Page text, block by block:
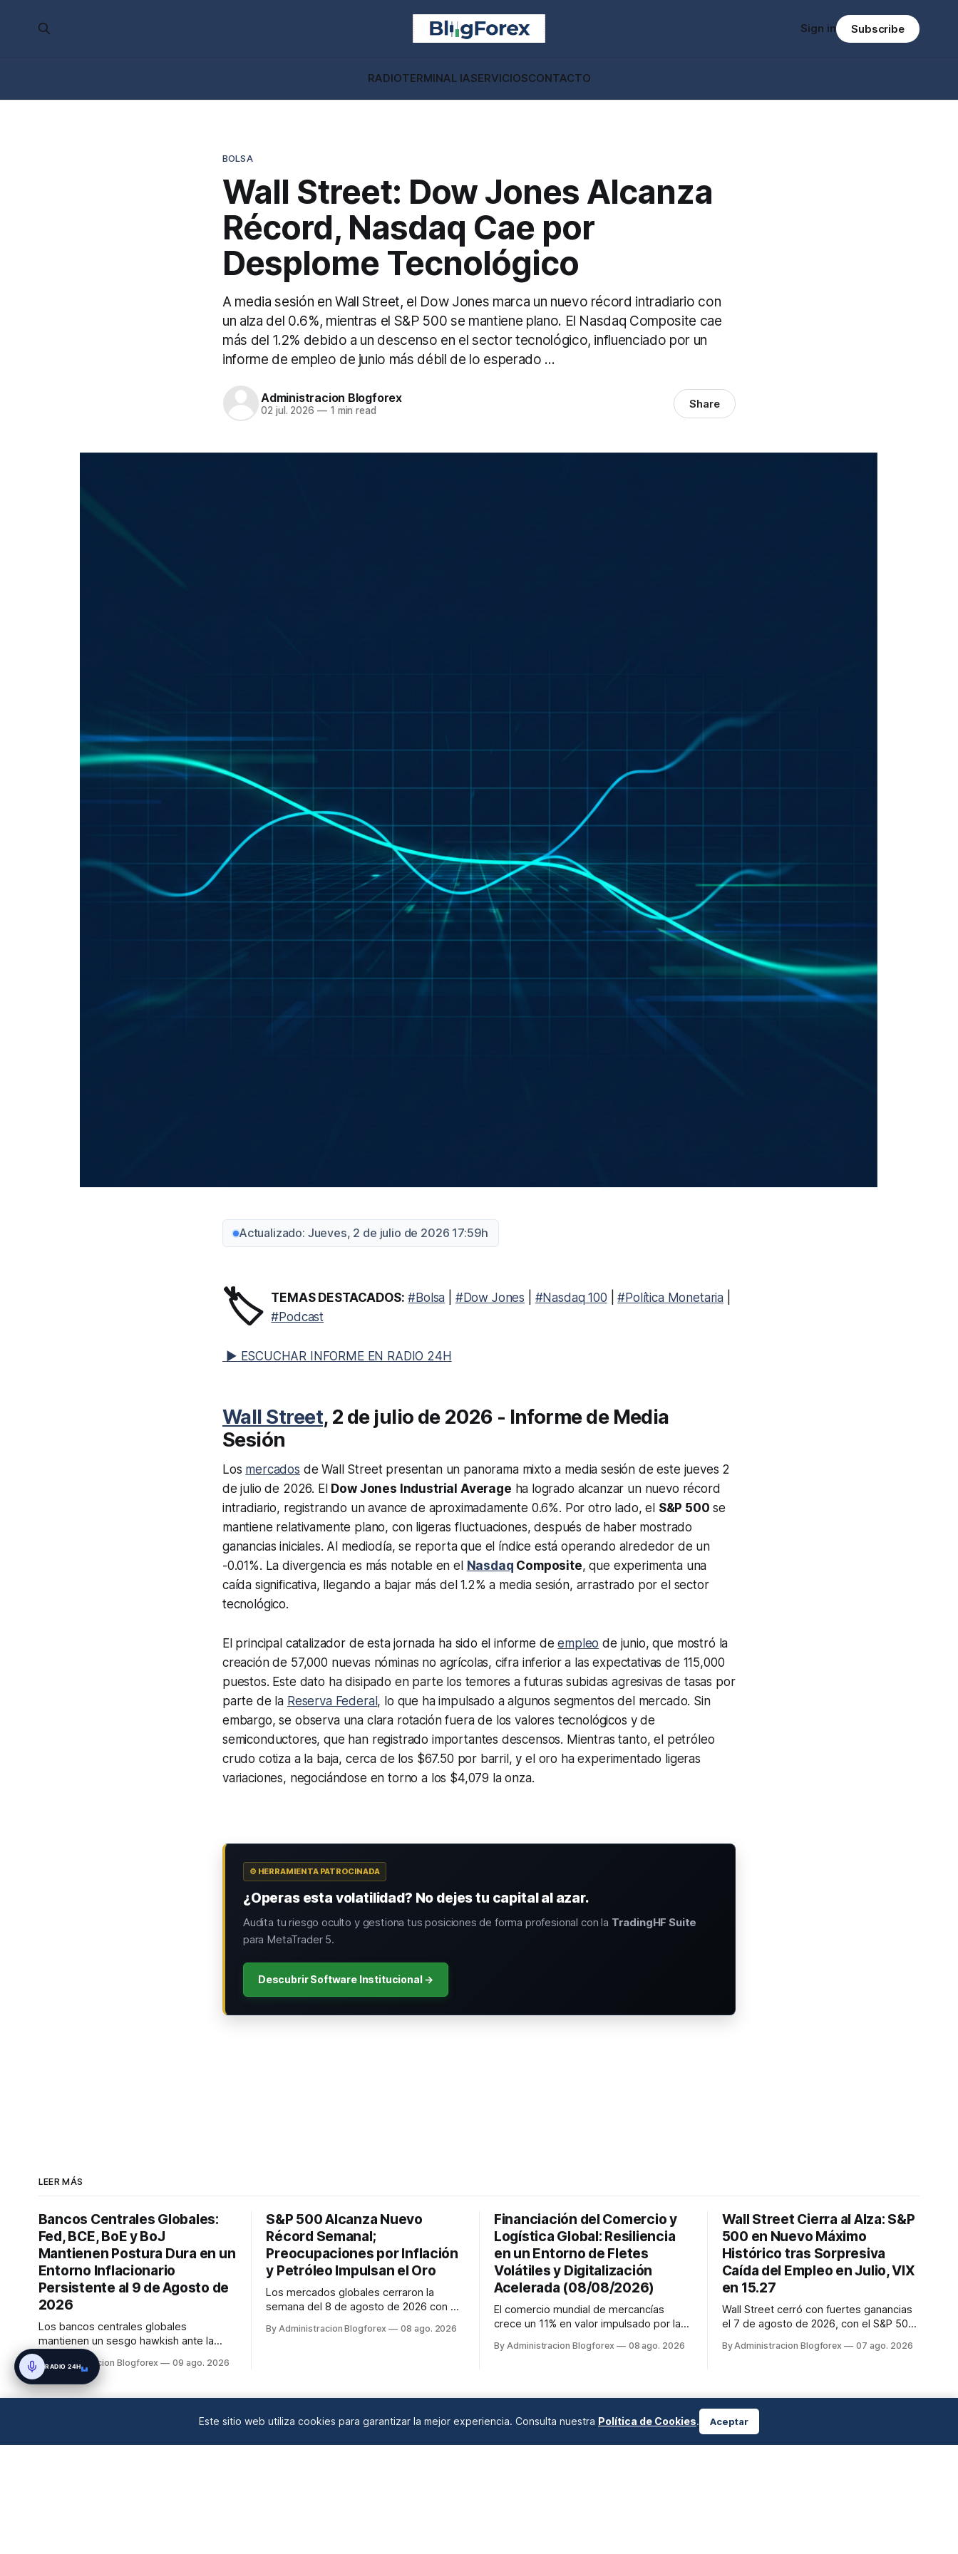
RADIOTERMINAL IASERVICIOSCONTACTO
Sign in Subscribe
BOLSA
Wall Street: Dow Jones Alcanza
Récord, Nasdaq Cae por
Desplome Tecnológico
A media sesión en Wall Street, el Dow Jones marca un nuevo récord intradiario con
un alza del 0.6%, mientras el S&P 500 se mantiene plano. El Nasdaq Composite cae
más del 1.2% debido a un descenso en el sector tecnológico, influenciado por un
informe de empleo de junio más débil de lo esperado ...
Administracion Blogforex
02 jul. 2026 —1 min read Share
Actualizado: Jueves, 2 de julio de 2026 17:59h
🏷️ TEMAS DESTACADOS: #Bolsa #Dow Jones #Nasdaq 100 |#Política Monetaria
#Podcast
▶ ESCUCHAR INFORME EN RADIO 24H
Wall Street, 2 de julio de 2026 - Informe de Media
Sesión
Los mercados de Wall Street presentan un panorama mixto a media sesión de este jueves 2
de julio de 2026. El Dow Jones Industrial Average ha logrado alcanzar un nuevo récord
intradiario, registrando un avance de aproximadamente 0.6%. Por otro lado, el S&P 500 se
mantiene relativamente plano, con ligeras fluctuaciones, después de haber mostrado
ganancias iniciales. Al mediodía, se reporta que el índice está operando alrededor de un
-0.01%. La divergencia es más notable en el
Nasdaq Composite, que experimenta una
caída significativa, llegando a bajar más del 1.2% a media sesión, arrastrado por el sector
tecnológico.
El principal catalizador de esta jornada ha sido el informe deempleo de junio, que mostró la
creación de 57,000 nuevas nóminas no agrícolas, cifra inferior a las expectativas de 115,000
puestos. Este dato ha disipado en parte los temores a futuras subidas agresivas de tasas por
parte de la Reserva Federal , lo que ha impulsado a algunos segmentos del mercado. Sin
embargo, se observa una clara rotación fuera de los valores tecnológicos y de
semiconductores, que han registrado importantes descensos. Mientras tanto, el petróleo
crudo cotiza a la baja, cerca de los $67.50 por barril, y el oro ha experimentado ligeras
variaciones, negociándose en torno a los $4,079 la onza.
⚙️ HERRAMIENTA PATROCINADA
¿Operas esta volatilidad? No dejes tu capital al azar.
Audita tu riesgo oculto y gestiona tus posiciones de forma profesional con la TradingHF Suite
para MetaTrader 5.
Descubrir Software Institucional →
LEER MÁS
Bancos Centrales Globales:
Fed, BCE, BoE y BoJ
Mantienen Postura Dura en un
Entorno Inflacionario
Persistente al 9 de Agosto de
2026
Los bancos centrales globales
mantienen un sesgo hawkish ante la
inflación persistente. La Fed se
encuentra dividida, pero se espera una
subida en septiembre. El BCE también
se inclina hacia una subida de tasas en
mantiene su tasa, pero con un comité
By Administracion Blogforex 09 ago. 2026
S&P 500 Alcanza Nuevo
Récord Semanal;
Preocupaciones por Inflación
y Petróleo Impulsan el Oro
Los mercados globales cerraron la
semana del 8 de agosto de 2026 con el
históricos impulsado por el sector
By Administracion Blogforex 08 ago. 2026
Financiación del Comercio y
Logística Global: Resiliencia
en un Entorno de Fletes
Volátiles y Digitalización
Acelerada (08/08/2026)
El comercio mundial de mercancías
crece un 11% en valor impulsado por la
aéreos mantienen su volatilidad y
mercado...
By Administracion Blogforex 08 ago. 2026
Wall Street Cierra al Alza: S&P
500 en Nuevo Máximo
Histórico tras Sorpresiva
Caída del Empleo en Julio, VIX
en 15.27
Wall Street cerró con fuertes ganancias
el 7 de agosto de 2026, con el S&P 500
7,757.64 puntos (+0.6%). El Dow Jones
empleo de julio inesperadamente ...
By Administracion Blogforex 07 ago. 2026
Este sitio web utiliza cookies para garantizar la mejor experiencia. Consulta nuestra Política de Cookies. Aceptar
RADIO 24H